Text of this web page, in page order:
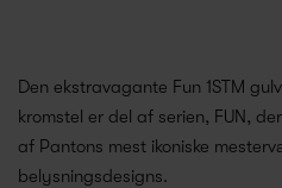
Den ekstravagante Fun 1STM
kromstel er del af serien, FUN,
af Pantons mest ikoniske
belysningsdesigns.